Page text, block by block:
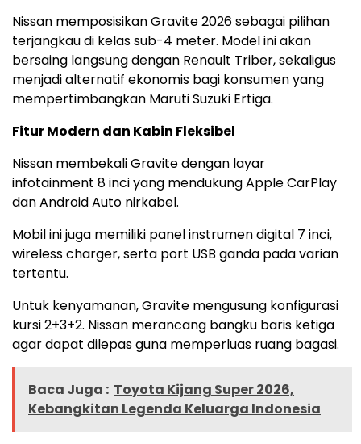
Nissan memposisikan Gravite 2026 sebagai pilihan
terjangkau di kelas sub-4 meter. Model ini akan
bersaing langsung dengan Renault Triber, sekaligus
menjadi alternatif ekonomis bagi konsumen yang
mempertimbangkan Maruti Suzuki Ertiga.
Fitur Modern dan Kabin Fleksibel
Nissan membekali Gravite dengan layar
infotainment 8 inci yang mendukung Apple CarPlay
dan Android Auto nirkabel.
Mobil ini juga memiliki panel instrumen digital 7 inci,
wireless charger, serta port USB ganda pada varian
tertentu.
Untuk kenyamanan, Gravite mengusung konfigurasi
kursi 2+3+2. Nissan merancang bangku baris ketiga
agar dapat dilepas guna memperluas ruang bagasi.
Baca Juga : Toyota Kijang Super 2026,
Kebangkitan Legenda Keluarga Indonesia